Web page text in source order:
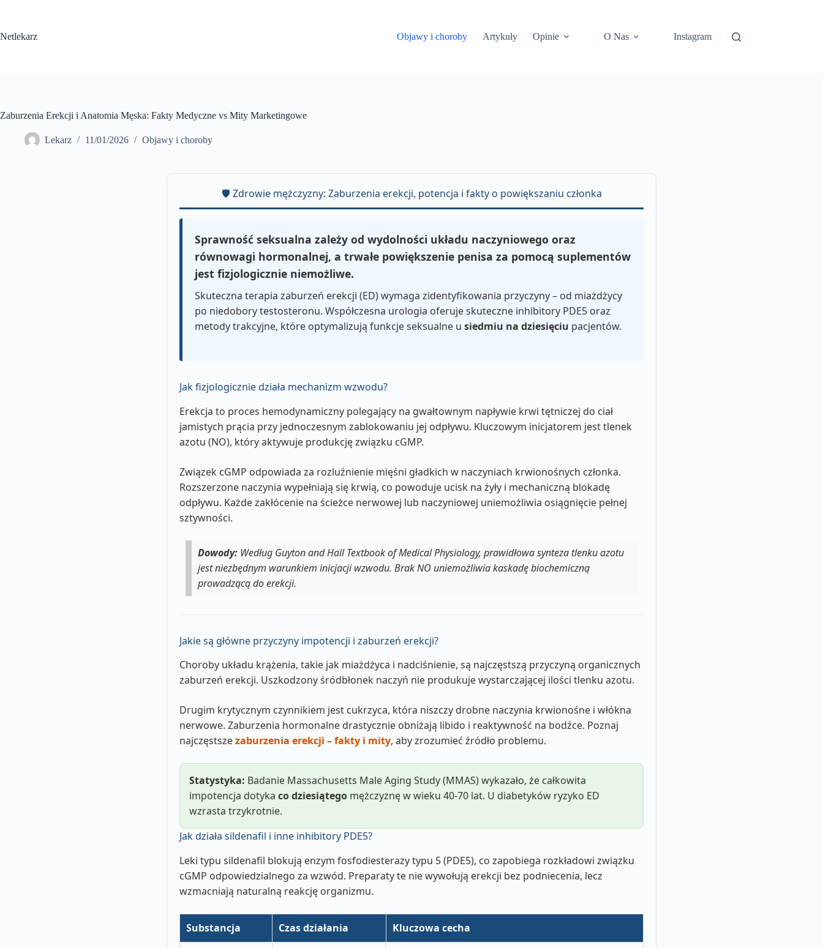
Netlekarz
Objawy i choroby Artykuły Opinie O Nas Instagram
Zaburzenia Erekcji i Anatomia Męska: Fakty Medyczne vs Mity Marketingowe
Lekarz 11/01/2026 Objawy i choroby
🛡️ Zdrowie mężczyzny: Zaburzenia erekcji, potencja i fakty o powiększaniu członka
Sprawność seksualna zależy od wydolności układu naczyniowego oraz
równowagi hormonalnej, a trwałe powiększenie penisa za pomocą suplementów
jest fizjologicznie niemożliwe.
Skuteczna terapia zaburzeń erekcji (ED) wymaga zidentyfikowania przyczyny – od miażdżycy
po niedobory testosteronu. Współczesna urologia oferuje skuteczne inhibitory PDE5 oraz
metody trakcyjne, które optymalizują funkcje seksualne u siedmiu na dziesięciu pacjentów.
Jak fizjologicznie działa mechanizm wzwodu?
Erekcja to proces hemodynamiczny polegający na gwałtownym napływie krwi tętniczej do ciał
jamistych prącia przy jednoczesnym zablokowaniu jej odpływu. Kluczowym inicjatorem jest tlenek
azotu (NO), który aktywuje produkcję związku cGMP.
Związek cGMP odpowiada za rozluźnienie mięśni gładkich w naczyniach krwionośnych członka.
Rozszerzone naczynia wypełniają się krwią, co powoduje ucisk na żyły i mechaniczną blokadę
odpływu. Każde zakłócenie na ścieżce nerwowej lub naczyniowej uniemożliwia osiągnięcie pełnej
sztywności.
Dowody: Według Guyton and Hall Textbook of Medical Physiology, prawidłowa synteza tlenku azotu
jest niezbędnym warunkiem inicjacji wzwodu. Brak NO uniemożliwia kaskadę biochemiczną
prowadzącą do erekcji.
Jakie są główne przyczyny impotencji i zaburzeń erekcji?
Choroby układu krążenia, takie jak miażdżyca i nadciśnienie, są najczęstszą przyczyną organicznych
zaburzeń erekcji. Uszkodzony śródbłonek naczyń nie produkuje wystarczającej ilości tlenku azotu.
Drugim krytycznym czynnikiem jest cukrzyca, która niszczy drobne naczynia krwionośne i włókna
nerwowe. Zaburzenia hormonalne drastycznie obniżają libido i reaktywność na bodźce. Poznaj
najczęstszezaburzenia erekcji – fakty i mity, aby zrozumieć źródło problemu.
Statystyka: Badanie Massachusetts Male Aging Study (MMAS) wykazało, że całkowita
impotencja dotyka co dziesiątego mężczyznę w wieku 40-70 lat. U diabetyków ryzyko ED
wzrasta trzykrotnie.
Jak działa sildenafil i inne inhibitory PDE5?
Leki typu sildenafil blokują enzym fosfodiesterazy typu 5 (PDE5), co zapobiega rozkładowi związku
cGMP odpowiedzialnego za wzwód. Preparaty te nie wywołują erekcji bez podniecenia, lecz
wzmacniają naturalną reakcję organizmu.
Substancja Czas działania Kluczowa cecha